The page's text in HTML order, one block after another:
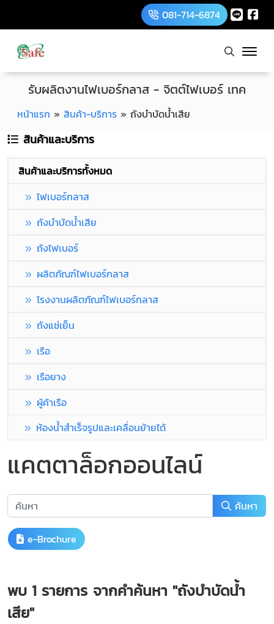
081-714-6874
หน้าแรก » สินค้า-บริการ » ถังบำบัดน้ำเสีย
รับผลิตงานไฟเบอร์กลาส - จิตต์ไฟเบอร์ เทค
สินค้าและบริการ
สินค้าและบริการทั้งหมด
ไฟเบอร์กลาส
ถังบำบัดน้ำเสีย
ถังไฟเบอร์
ผลิตภัณฑ์ไฟเบอร์กลาส
โรงงานผลิตภัณฑ์ไฟเบอร์กลาส
ถังแช่เย็น
เรือ
เรือยาง
ผู้ค้าเรือ
ห้องน้ำสำเร็จรูปและเคลื่อนย้ายได้
แคตตาล็อกออนไลน์
ค้นหา
e-Brochure
พบ 1 รายการ จากคำค้นหา "ถังบำบัดน้ำ
เสีย"